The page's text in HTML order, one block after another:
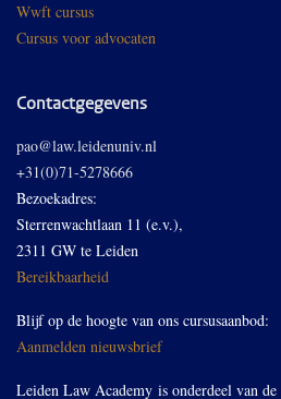
Wwft cursus
Cursus voor advocaten
Contactgegevens
pao@law.leidenuniv.nl
+31(0)71-5278666
Bezoekadres:
Sterrenwachtlaan 11 (e.v.),
2311 GW te Leiden
Bereikbaarheid
Blijf op de hoogte van ons cursusaanbod:
Aanmelden nieuwsbrief
Leiden Law Academy is onderdeel van de